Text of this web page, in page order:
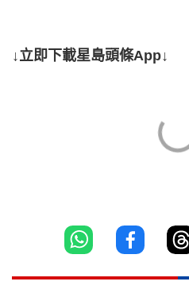
↓立即下載星島頭條App↓